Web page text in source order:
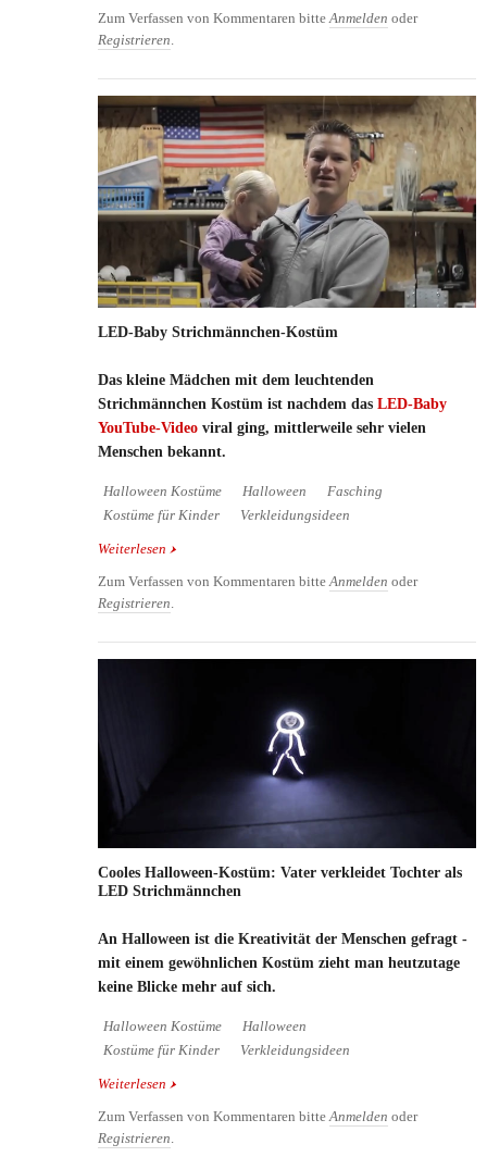
Zum Verfassen von Kommentaren bitteAnmelden oder
Registrieren.
LED-Baby Strichmännchen-Kostüm
Das kleine Mädchen mit dem leuchtenden
Strichmännchen Kostüm ist nachdem das LED-Baby
YouTube-Video viral ging, mittlerweile sehr vielen
Menschen bekannt.
Halloween Kostüme Halloween
Fasching
Kostüme für Kinder
Verkleidungsideen
Weiterlesen über LED-Baby Strichmännchen-Kostüm
Zum Verfassen von Kommentaren bitteAnmelden oder
Registrieren.
Cooles Halloween-Kostüm: Vater verkleidet Tochter als
LED Strichmännchen
An Halloween ist die Kreativität der Menschen gefragt -
mit einem gewöhnlichen Kostüm zieht man heutzutage
keine Blicke mehr auf sich.
Halloween Kostüme
Halloween
Kostüme für Kinder
Verkleidungsideen
Weiterlesen über Cooles Halloween-Kostüm: Vater verkleidet
Zum Verfassen von Kommentaren bitteAnmelden oder
Registrieren.